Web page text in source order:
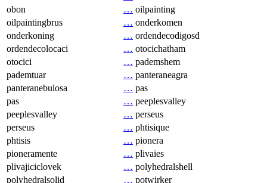
obon
… oilpainting
oilpaintingbrus
… onderkomen
onderkoning
… ordendecodigosd
ordendecolocaci
… otocichatham
otocici
… pademshem
pademtuar
… panteraneagra
panteranebulosa
… pas
pas
… peeplesvalley
peeplesvalley
… perseus
perseus
… phtisique
phtisis
… pionera
pioneramente
… plivaies
plivajiciclovek
… polyhedralshell
polyhedralsolid
… potwirker